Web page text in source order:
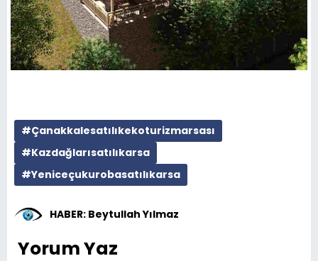
#Çanakkalesatılıkekoturizmarsası
#Kazdağlarısatılıkarsa
#Yeniceçukurobasatılıkarsa
HABER: Beytullah Yılmaz
Yorum Yaz